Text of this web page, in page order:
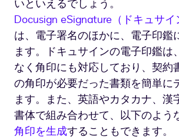
いといえるでしょう。
Docusign eSignature（ドキュサイ
は、電子署名のほかに、電子印鑑
ます。ドキュサインの電子印鑑は
なく角印にも対応しており、契約
の角印が必要だった書類を簡単に
ます。また、英語やカタカナ、漢
書体で組み合わせて、以下のよう
角印を生成することもできます。